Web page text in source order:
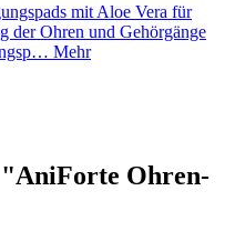
mit Aloe Vera für
der Ohren und Gehörgänge
Mehr
Ohren-